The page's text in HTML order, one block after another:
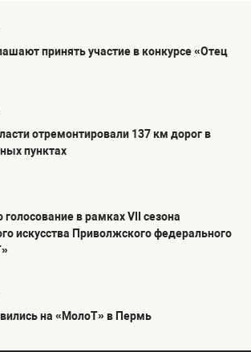
принять участие в конкурсе «Отец
отремонтировали 137 км дорог в
пунктах
в рамках VII сезона
искусства Приволжского федерального
на «МолоТ» в Пермь